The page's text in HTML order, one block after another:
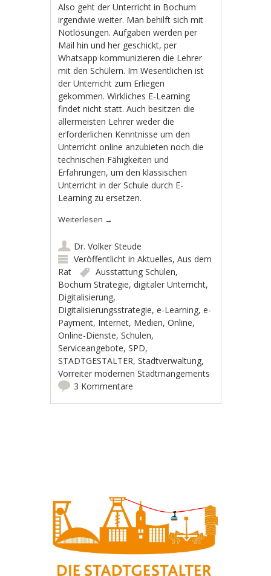
Also geht der Unterricht in Bochum
irgendwie weiter. Man behilft sich mit
Notlösungen. Aufgaben werden per
Mail hin und her geschickt, per
Whatsapp kommunizieren die Lehrer
mit den Schülern. Im Wesentlichen ist
der Unterricht zum Erliegen
gekommen. Wirkliches E-Learning
findet nicht statt. Auch besitzen die
allermeisten Lehrer weder die
erforderlichen Kenntnisse um den
Unterricht online anzubieten noch die
technischen Fähigkeiten und
Erfahrungen, um den klassischen
Unterricht in der Schule durch E-
Learning zu ersetzen.
Weiterlesen →
Dr. Volker Steude
Veröffentlicht inAktuelles,Aus dem
Rat
Ausstattung Schulen,
Bochum Strategie,digitaler Unterricht,
Digitalisierung,
Digitalisierungsstrategie,e-Learning,e-
Payment, Internet, Medien,Online,
Online-Dienste,Schulen,
Serviceangebote,SPD,
STADTGESTALTER,Stadtverwaltung,
Vorreiter modernen Stadtmangements
3 Kommentare